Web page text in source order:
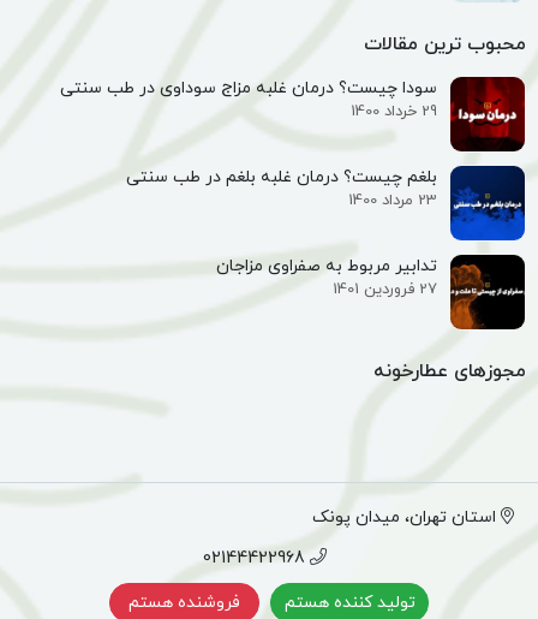
محبوب ترین مقالات
سودا چیست؟ درمان غلبه مزاج سوداوی در طب سنتی
29 خرداد 1400
بلغم چیست؟ درمان غلبه بلغم در طب سنتی
23 مرداد 1400
تدابیر مربوط به صفراوی مزاجان
27 فروردین 1401
مجوزهای عطارخونه
استان تهران، میدان پونک
02144422968
تولید کننده هستم
فروشنده هستم